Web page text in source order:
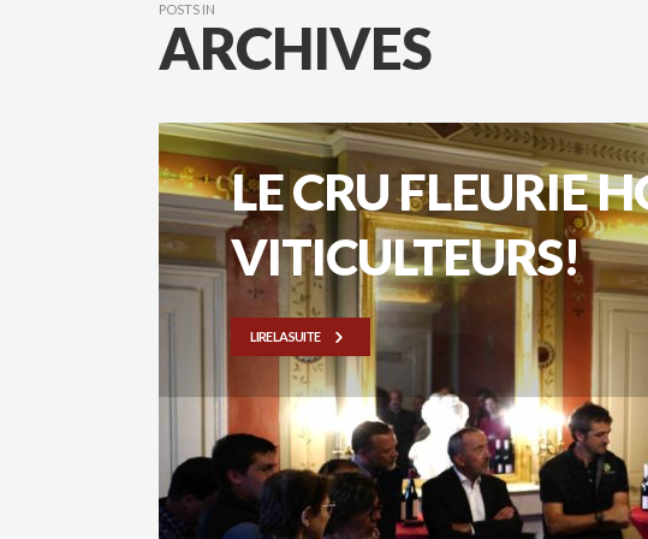
POSTS IN
ARCHIVES
LE CRU FLEURIE
VITICULTEURS!
LIRE LA SUITE